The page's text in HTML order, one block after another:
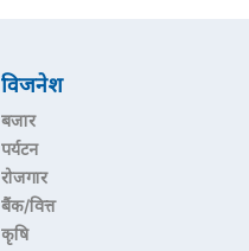
विजनेश
बजार
पर्यटन
रोजगार
बैंक/वित्त
कृषि